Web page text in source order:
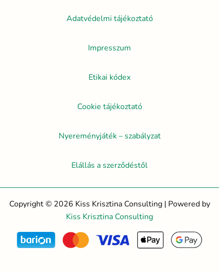
Adatvédelmi tájékoztató
Impresszum
Etikai kódex
Cookie tájékoztató
Nyereményjáték – szabályzat
Elállás a szerződéstől
Copyright © 2026 Kiss Krisztina Consulting | Powered by
Kiss Krisztina Consulting